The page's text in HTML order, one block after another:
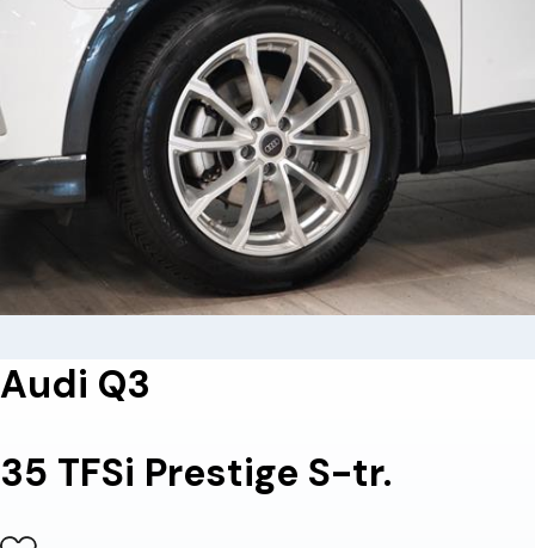
Audi Q3
35 TFSi Prestige S-tr.